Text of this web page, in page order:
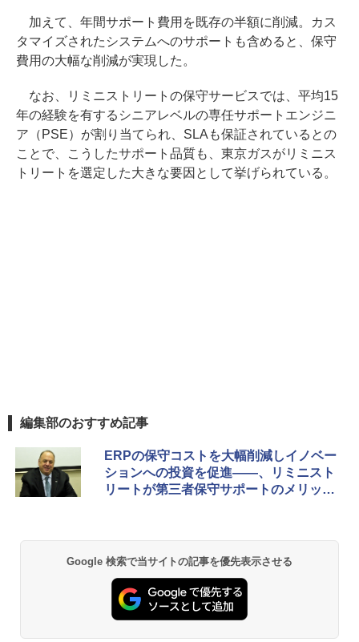
加えて、年間サポート費用を既存の半額に削減。カス
タマイズされたシステムへのサポートも含めると、保守
費用の大幅な削減が実現した。
なお、リミニストリートの保守サービスでは、平均15
年の経験を有するシニアレベルの専任サポートエンジニ
ア（PSE）が割り当てられ、SLAも保証されているとの
ことで、こうしたサポート品質も、東京ガスがリミニス
トリートを選定した大きな要因として挙げられている。
編集部のおすすめ記事
ERPの保守コストを大幅削減しイノベー
ションへの投資を促進――、リミニスト
リートが第三者保守サポートのメリット
Google 検索で当サイトの記事を優先表示させる